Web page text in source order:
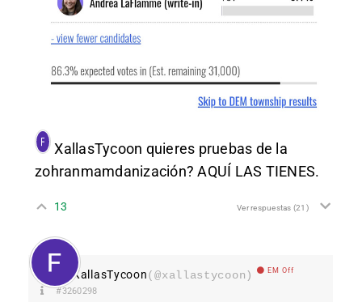
XallasTycoon quieres pruebas de la
zohranmamdanización? AQUÍ LAS TIENES.
13 Ver respuestas (21)
XallasTycoon(@xallastycoon) EM Off
#3260298